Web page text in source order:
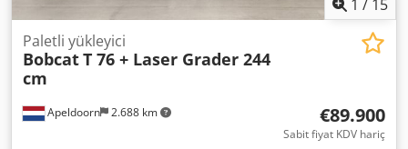
1 / 15
Apeldoorn 2.688 km
Paletli yükleyici
BobcatT 76 + Laser Grader 244
cm
€89.900
Sabit fiyat KDV hariç